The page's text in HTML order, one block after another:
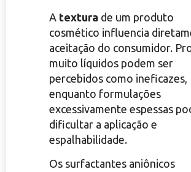
A textura de um produto
cosmético influencia
aceitação do consumidor.
muito líquidos podem ser
percebidos como ineficazes,
enquanto formulações
excessivamente espessas
dificultar a aplicação e
espalhabilidade.
Os surfactantes aniônicos